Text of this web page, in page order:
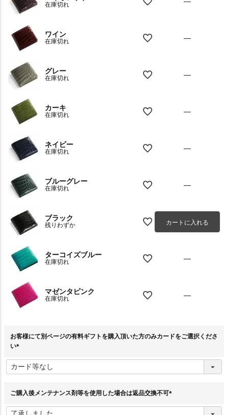
在庫切れ
ワイン
在庫切れ —
グレー
在庫切れ —
カーキ
在庫切れ —
ネイビー
在庫切れ —
ブルーグレー
在庫切れ —
ブラック
残りわずか カートに入れる
ターコイズブルー
在庫切れ —
マゼンタピンク
在庫切れ —
お客様にて別ページの有料ギフトを購入頂いた方のみカードをご選択くださ
い
必
須
ご購入後メンテナンス剤等を使用した場合は返品交換不可